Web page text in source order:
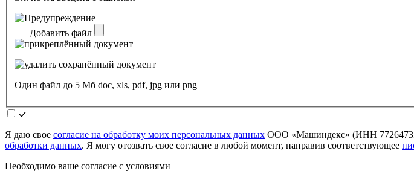
Добавить файл
Один файл до 5 Мб doc, xls, pdf, jpg или png
Я даю свое согласие на обработку моих персональных данных ООО «Машиндекс» (ИНН
обработки данных. Я могу отозвать свое согласие в любой момент, направив соответствующее
Необходимо ваше согласие с условиями